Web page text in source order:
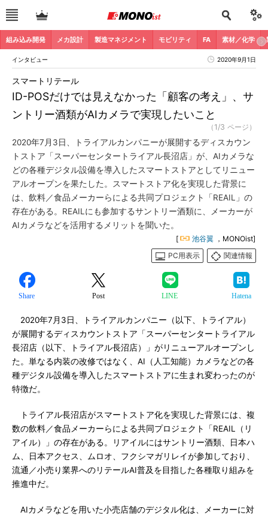
組み込み開発 メカ設計 製造マネジメント モビリティ FA 素材／化学
インタビュー 2020年9月1日
ID-POSだけでは見えなかった「顧客の考え」、サ
ントリー酒類がAIカメラで実現したいこと
スマートリテール
（1/3 ページ）
2020年7月3日、トライアルカンパニーが展開するディスカウン
トストア「スーパーセンタートライアル長沼店」が、AIカメラな
どの各種デジタル設備を導入したスマートストアとしてリニュー
アルオープンを果たした。スマートストア化を実現した背景に
は、飲料／食品メーカーらによる共同プロジェクト「REAIL」の
存在がある。REAILにも参加するサントリー酒類に、メーカーが
AIカメラなどを活用するメリットを聞いた。
[ 池谷翼 ，MONOist]
PC用表示
関連情報
Share Post LINE Hatena
2020年7月3日、トライアルカンパニー（以下、トライアル）
が展開するディスカウントストア「スーパーセンタートライアル
長沼店（以下、トライアル長沼店）」がリニューアルオープンし
た。単なる内装の改修ではなく、AI（人工知能）カメラなどの各
種デジタル設備を導入したスマートストアに生まれ変わったのが
特徴だ。
トライアル長沼店がスマートストア化を実現した背景には、複
数の飲料／食品メーカーらによる共同プロジェクト「REAIL（リ
アイル）」の存在がある。リアイルにはサントリー酒類、日本ハ
ム、日本アクセス、ムロオ、フクシマガリレイが参加しており、
流通／小売り業界へのリテールAI普及を目指した各種取り組みを
推進中だ。
AIカメラなどを用いた小売店舗のデジタル化は、メーカーに対